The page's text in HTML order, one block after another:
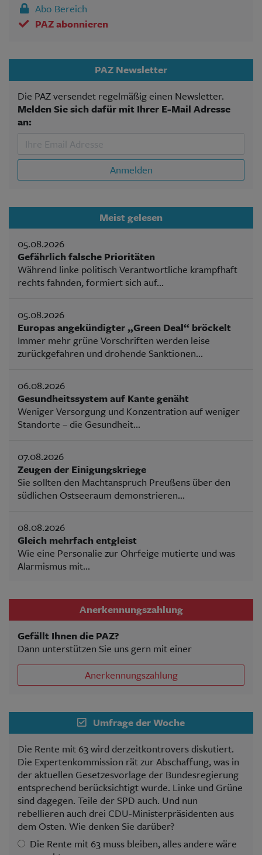
Abo Bereich
PAZ abonnieren
PAZ Newsletter
Die PAZ versendet regelmäßig einen Newsletter.
Melden Sie sich dafür mit Ihrer E-Mail Adresse
an:
Anmelden
Meist gelesen
05.08.2026
Gefährlich falsche Prioritäten
Während linke politisch Verantwortliche krampfhaft
rechts fahnden, formiert sich auf...
05.08.2026
Europas angekündigter „Green Deal“ bröckelt
Immer mehr grüne Vorschriften werden leise
zurückgefahren und drohende Sanktionen...
06.08.2026
Gesundheitssystem auf Kante genäht
Weniger Versorgung und Konzentration auf weniger
Standorte – die Gesundheit...
07.08.2026
Zeugen der Einigungskriege
Sie sollten den Machtanspruch Preußens über den
südlichen Ostseeraum demonstrieren...
08.08.2026
Gleich mehrfach entgleist
Wie eine Personalie zur Ohrfeige mutierte und was
Alarmismus mit...
Anerkennungszahlung
Gefällt Ihnen die PAZ?
Dann unterstützen Sie uns gern mit einer
Anerkennungszahlung
Umfrage der Woche
Die Rente mit 63 wird derzeitkontrovers diskutiert.
Die Expertenkommission rät zur Abschaffung, was in
der aktuellen Gesetzesvorlage der Bundesregierung
entsprechend berücksichtigt wurde. Linke und Grüne
sind dagegen. Teile der SPD auch. Und nun
rebellieren auch drei CDU-Ministerpräsidenten aus
dem Osten. Wie denken Sie darüber?
Die Rente mit 63 muss bleiben, alles andere wäre